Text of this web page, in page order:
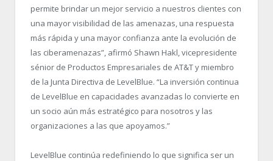
permite brindar un mejor servicio a nuestros clientes con
una mayor visibilidad de las amenazas, una respuesta
más rápida y una mayor confianza ante la evolución de
las ciberamenazas”, afirmó Shawn Hakl, vicepresidente
sénior de Productos Empresariales de AT&T y miembro
de la Junta Directiva de LevelBlue. “La inversión continua
de LevelBlue en capacidades avanzadas lo convierte en
un socio aún más estratégico para nosotros y las
organizaciones a las que apoyamos.”
LevelBlue continúa redefiniendo lo que significa ser un